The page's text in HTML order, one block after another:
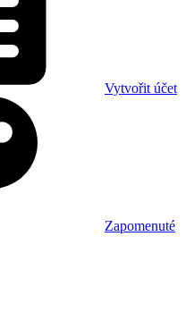
Vytvořit účet
Zapomenuté